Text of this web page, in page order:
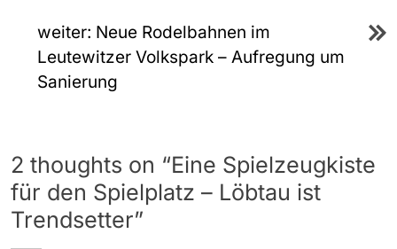
weiter: Neue Rodelbahnen im
Leutewitzer Volkspark – Aufregung um
Sanierung
2 thoughts on “Eine Spielzeugkiste
für den Spielplatz – Löbtau ist
Trendsetter”